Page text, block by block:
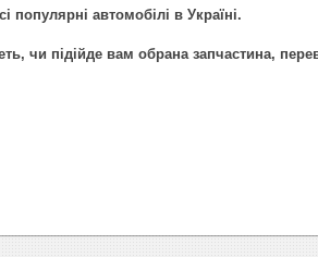
популярні автомобілі в Україні.
чи підійде вам обрана запчастина,